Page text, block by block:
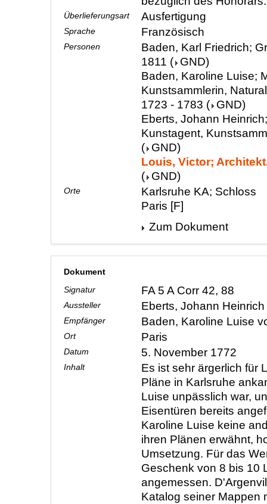
Überlieferungsart Ausfertigung
Sprache Französisch
Personen
Baden, Karl Friedrich;
1811 ( GND)
Baden, Karoline Luise;
Kunstsammlerin,
1723 - 1783 ( GND)
Eberts, Johann
Kunstagent,
( GND)
Louis, Victor;
( GND)
Orte
Karlsruhe KA; Schloss
Paris [F]
Zum Dokument
Dokument
Signatur
FA 5 A Corr 42, 88
Aussteller Eberts, Johann Heinrich
Empfänger Baden, Karoline Luise
Ort Paris
Datum 5. November 1772
Inhalt
Es ist sehr ärgerlich für
Pläne in Karlsruhe
Luise unpässlich war,
Eisentüren bereits
Karoline Luise keine
ihren Plänen erwähnt,
Umsetzung. Für das
Geschenk von 8 bis 10
angemessen.
Katalog seiner Mappen